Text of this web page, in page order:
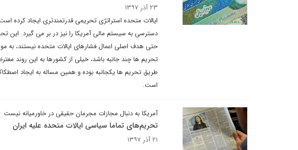
۲۳ آذر ۱۳۹۷
ایالات متحده استراتژی تحریمی قدرتمندتری ایجاد کرده
دسترسی به سیستم مالی آمریکا را نیز در بر می گیرد. این
حتی هدف اصلی اعمال فشارهای ایالات متحده نیستند، به
تحریم ها چند جانبه باشد، خیلی از کشورها به این روند
طریق تحریم ها یکجانبه بوده و همین مساله به ایجاد
است.
آمریکا به دنبال مجازات مجرمان حقیقی در خاورمیانه نیست
تحریم‌های تماما سیاسی ایالات متحده علیه ایران
۲۱ آذر ۱۳۹۷